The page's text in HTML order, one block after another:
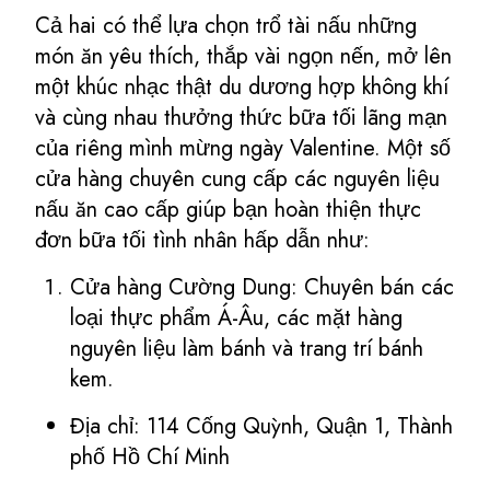
Cả hai có thể lựa chọn trổ tài nấu những
món ăn yêu thích, thắp vài ngọn nến, mở lên
một khúc nhạc thật du dương hợp không khí
và cùng nhau thưởng thức bữa tối lãng mạn
của riêng mình mừng ngày Valentine. Một số
cửa hàng chuyên cung cấp các nguyên liệu
nấu ăn cao cấp giúp bạn hoàn thiện thực
đơn bữa tối tình nhân hấp dẫn như:
Cửa hàng Cường Dung: Chuyên bán các
loại thực phẩm Á-Âu, các mặt hàng
nguyên liệu làm bánh và trang trí bánh
kem.
Địa chỉ: 114 Cống Quỳnh, Quận 1, Thành
phố Hồ Chí Minh